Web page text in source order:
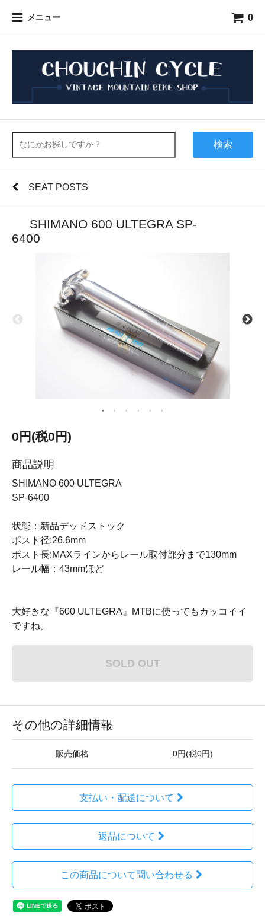
メニュー 0
検索
SEAT POSTS
SHIMANO 600 ULTEGRA SP-
0円(税0円)
商品説明
SHIMANO 600 ULTEGRA
SP-6400
状態：新品デッドストック
ポスト径:26.6mm
ポスト長:MAXラインからレール取付部分まで130mm
レール幅：43mmほど
大好きな『600 ULTEGRA』MTBに使ってもカッコイイ
ですね。
SOLD OUT
その他の詳細情報
販売価格 0円(税0円)
支払い・配送について
返品について
この商品について問い合わせる